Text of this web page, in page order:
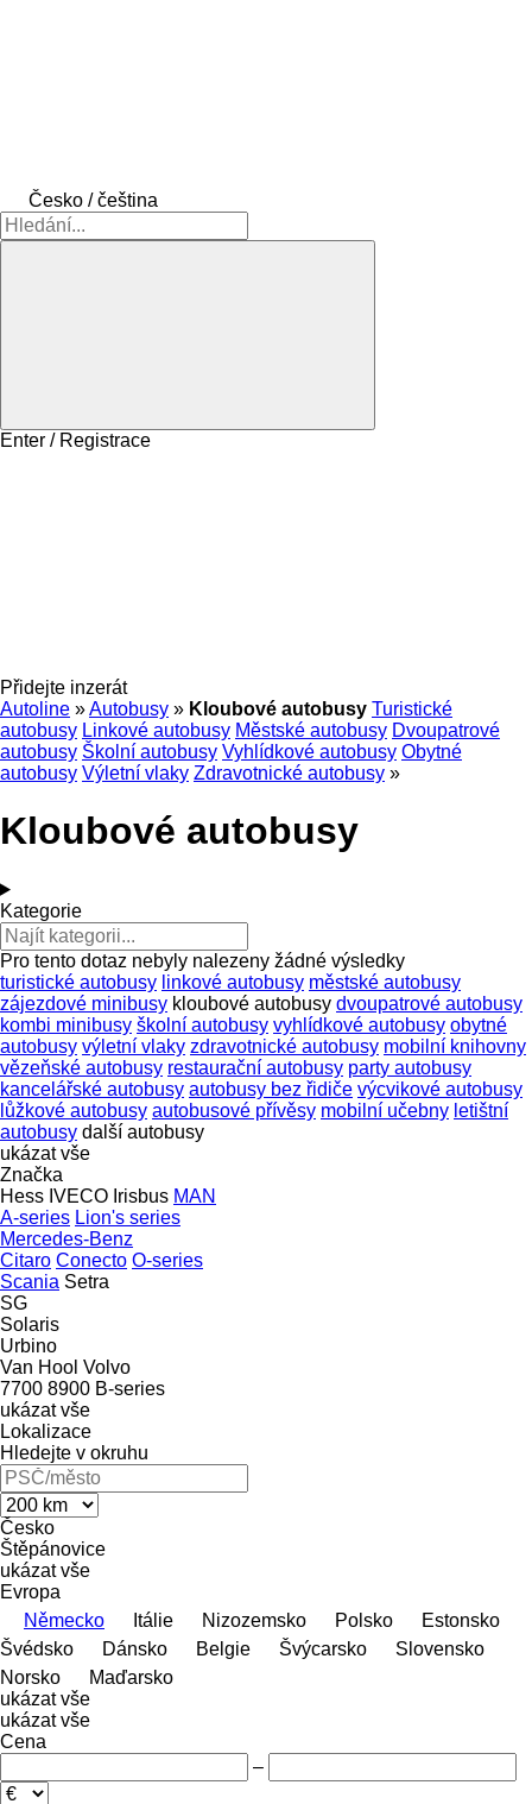
Česko / čeština
Enter / Registrace
Přidejte inzerát
Autoline »Autobusy » Kloubové autobusy Turistické
autobusy Linkové autobusy Městské autobusy Dvoupatrové
autobusy Školní autobusy Vyhlídkové autobusy Obytné
autobusy Výletní vlaky Zdravotnické autobusy »
Kloubové autobusy
Kategorie
Pro tento dotaz nebyly nalezeny žádné výsledky
turistické autobusy linkové autobusy městské autobusy
zájezdové minibusy kloubové autobusy dvoupatrové autobusy
kombi minibusy školní autobusy vyhlídkové autobusy obytné
autobusy výletní vlaky zdravotnické autobusy mobilní knihovny
vězeňské autobusy restaurační autobusy party autobusy
kancelářské autobusy autobusy bez řidiče výcvikové autobusy
lůžkové autobusy autobusové přívěsy mobilní učebny letištní
autobusy další autobusy
ukázat vše
Značka
Hess IVECO Irisbus MAN
A-series Lion's series
Mercedes-Benz
Citaro Conecto O-series
Scania Setra
SG
Solaris
Urbino
Van Hool Volvo
7700 8900 B-series
ukázat vše
Lokalizace
Hledejte v okruhu
Česko
Štěpánovice
ukázat vše
Evropa
Německo
Itálie Nizozemsko Polsko
Estonsko
Švédsko
Dánsko Belgie Švýcarsko
Slovensko
Norsko
Maďarsko
ukázat vše
ukázat vše
Cena
–